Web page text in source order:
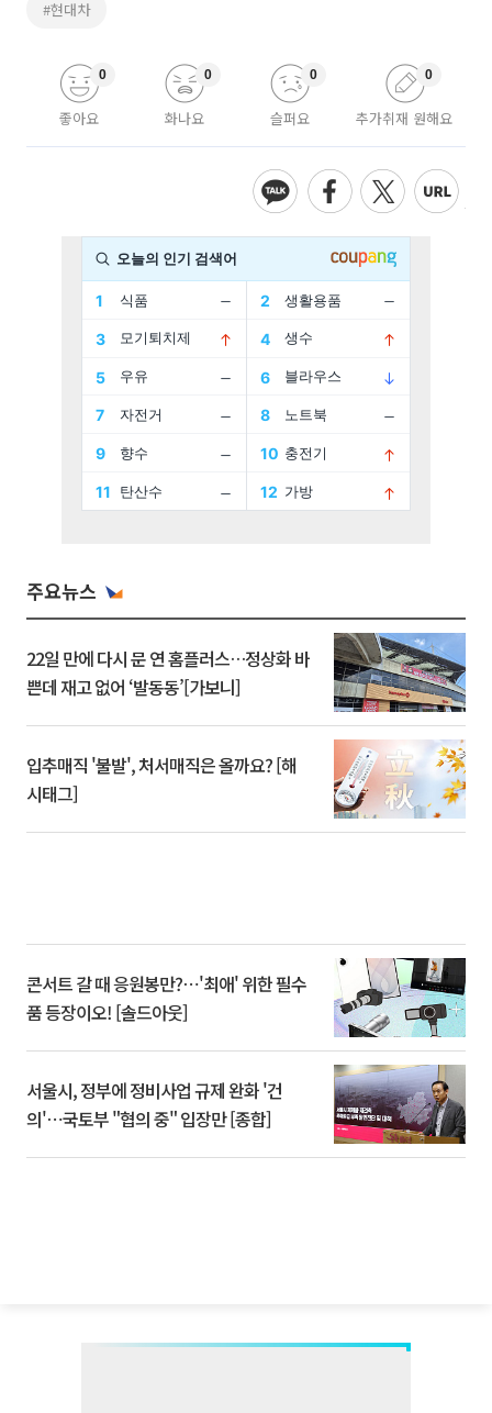
#현대차
좋아요
0
화나요
0
슬퍼요
0
추가취재 원해요
0
주요뉴스
22일 만에 다시 문 연 홈플러스…정상화 바
쁜데 재고 없어 ‘발동동’[가보니]
입추매직 '불발', 처서매직은 올까요? [해
시태그]
콘서트 갈 때 응원봉만?⋯'최애' 위한 필수
품 등장이오! [솔드아웃]
서울시, 정부에 정비사업 규제 완화 '건
의'⋯국토부 "협의 중" 입장만 [종합]